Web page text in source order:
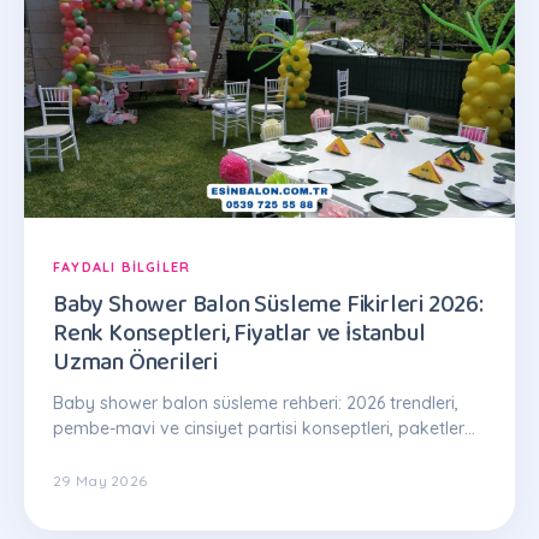
FAYDALI BILGILER
Baby Shower Balon Süsleme Fikirleri 2026:
Renk Konseptleri, Fiyatlar ve İstanbul
Uzman Önerileri
Baby shower balon süsleme rehberi: 2026 trendleri,
pembe-mavi ve cinsiyet partisi konseptleri, paketler
29 May 2026